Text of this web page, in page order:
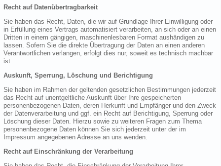
Recht auf Datenübertragbarkeit
Sie haben das Recht, Daten, die wir auf Grundlage Ihrer Einwilligung oder
in Erfüllung eines Vertrags automatisiert verarbeiten, an sich oder an einen
Dritten in einem gängigen, maschinenlesbaren Format aushändigen zu
lassen. Sofern Sie die direkte Übertragung der Daten an einen anderen
Verantwortlichen verlangen, erfolgt dies nur, soweit es technisch machbar
ist.
Auskunft, Sperrung, Löschung und Berichtigung
Sie haben im Rahmen der geltenden gesetzlichen Bestimmungen jederzeit
das Recht auf unentgeltliche Auskunft über Ihre gespeicherten
personenbezogenen Daten, deren Herkunft und Empfänger und den Zweck
der Datenverarbeitung und ggf. ein Recht auf Berichtigung, Sperrung oder
Löschung dieser Daten. Hierzu sowie zu weiteren Fragen zum Thema
personenbezogene Daten können Sie sich jederzeit unter der im
Impressum angegebenen Adresse an uns wenden.
Recht auf Einschränkung der Verarbeitung